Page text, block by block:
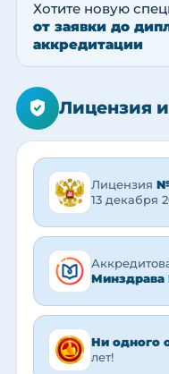
Хотите новую
от заявки до
аккредитации
Лицензия
Лицензия
13 декабря
Ни одного
лет!